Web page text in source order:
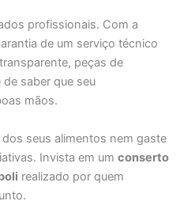
profissionais. Com a
de um serviço técnico
peças de
saber que seu
mãos.
seus alimentos nem gaste
Invista em umconserto
realizado por quem